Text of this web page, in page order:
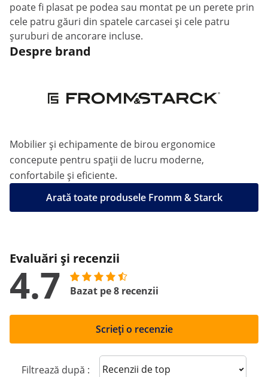
poate fi plasat pe podea sau montat pe un perete prin
cele patru găuri din spatele carcasei și cele patru
șuruburi de ancorare incluse.
Despre brand
Mobilier și echipamente de birou ergonomice
concepute pentru spații de lucru moderne,
confortabile și eficiente.
Arată toate produsele Fromm & Starck
Evaluări și recenzii
4.7 Bazat pe 8 recenzii
Scrieți o recenzie
Filtrează după : Sort reviews